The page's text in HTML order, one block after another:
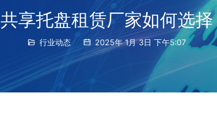
共享托盘租赁厂家如何选择
行业动态 2025年 1月 3日 下午5:07